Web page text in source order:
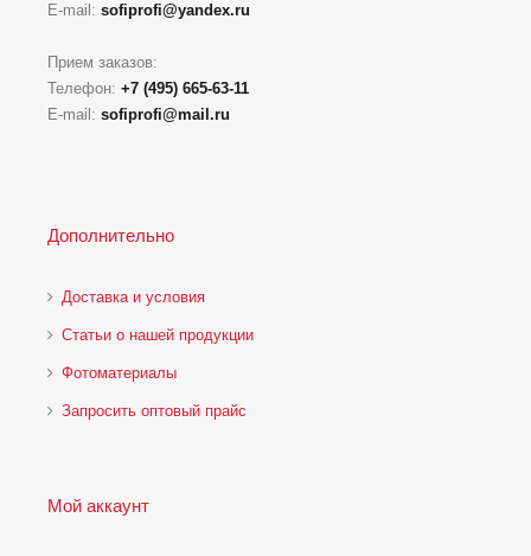
E-mail: sofiprofi@yandex.ru
Прием заказов:
Телефон: +7 (495) 665-63-11
E-mail: sofiprofi@mail.ru
Дополнительно
Доставка и условия
Статьи о нашей продукции
Фотоматериалы
Запросить оптовый прайс
Мой аккаунт